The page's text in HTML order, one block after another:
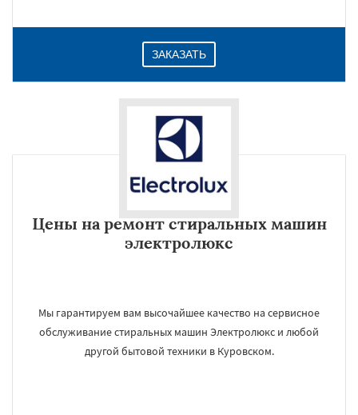
ЗАКАЗАТЬ
Цены на ремонт стиральных машин
электролюкс
Мы гарантируем вам высочайшее качество на сервисное
обслуживание стиральных машин Электролюкс и любой
другой бытовой техники в Куровском.